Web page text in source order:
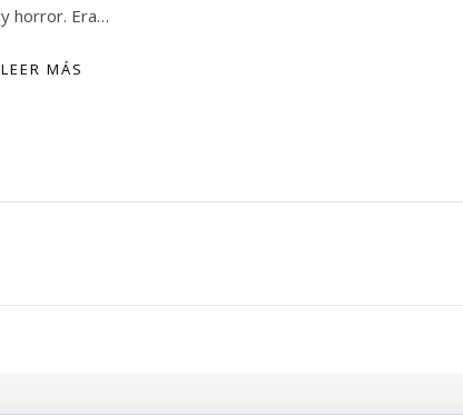
y horror. Era…
LEER MÁS